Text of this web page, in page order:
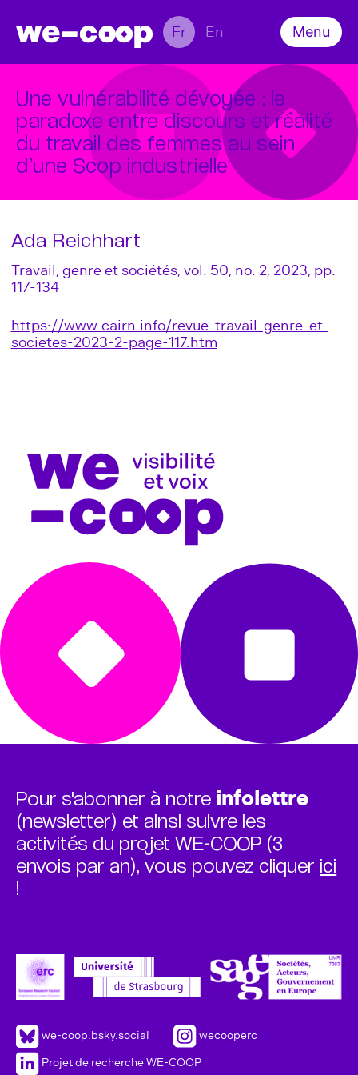
Fr En
Menu
À propos
L’équipe
L’enquête
Actualités
Colloque
Productions scientifiques
Contact
Une vulnérabilité dévoyée : le
paradoxe entre discours et réalité
du travail des femmes au sein
d’une Scop industrielle
Ada Reichhart
Travail, genre et sociétés, vol. 50, no. 2, 2023, pp.
117-134
https://www.cairn.info/revue-travail-genre-et-
societes-2023-2-page-117.htm
Pour s'abonner à notre infolettre
(newsletter) et ainsi suivre les
activités du projet WE-COOP (3
envois par an), vous pouvez cliquer ici
!
we-coop.bsky.social wecooperc
Projet de recherche WE-COOP